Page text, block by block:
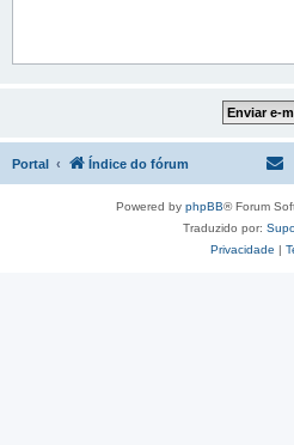
Portal Índice do fórum
Powered by phpBB® Forum
Traduzido por:
Privacidade |